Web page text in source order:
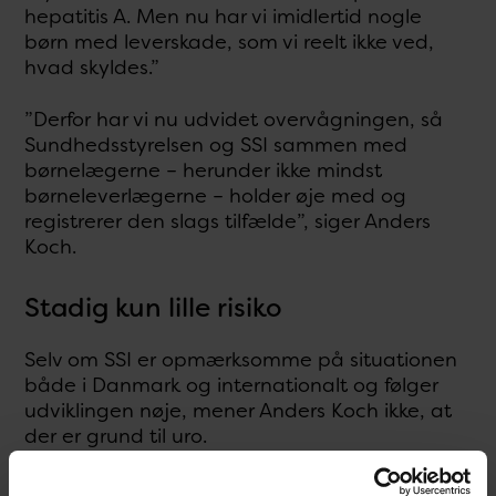
hepatitis A. Men nu har vi imidlertid nogle
børn med leverskade, som vi reelt ikke ved,
hvad skyldes.”
”Derfor har vi nu udvidet overvågningen, så
Sundhedsstyrelsen og SSI sammen med
børnelægerne – herunder ikke mindst
børneleverlægerne – holder øje med og
registrerer den slags tilfælde”, siger Anders
Koch.
Stadig kun lille risiko
Selv om SSI er opmærksomme på situationen
både i Danmark og internationalt og følger
udviklingen nøje, mener Anders Koch ikke, at
der er grund til uro.
”Selv hvis der er tale om en konkret årsag og